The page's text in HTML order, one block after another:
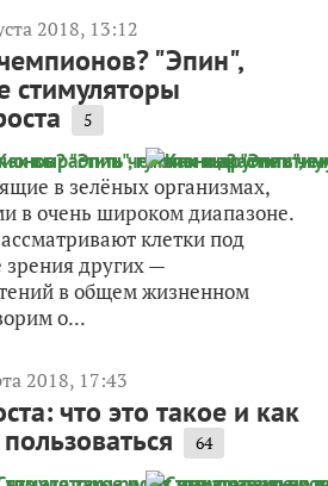
2018, 13:12
"Эпин",
стимуляторы
5
в зелёных организмах,
в очень широком диапазоне.
клетки под
других —
в общем жизненном
о...
2018, 17:43
что это такое и как
64